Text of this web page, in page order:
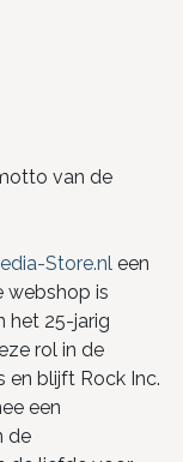
van de
Store.nl een
webshop is
het 25-jarig
rol in de
en blijft Rock Inc.
een
de